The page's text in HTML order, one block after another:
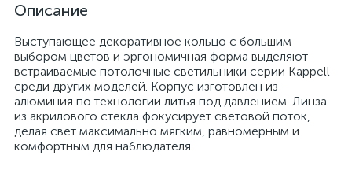
Описание
Выступающее декоративное кольцо с большим
выбором цветов и эргономичная форма выделяют
встраиваемые потолочные светильники серии Kappell
среди других моделей. Корпус изготовлен из
алюминия по технологии литья под давлением. Линза
из акрилового стекла фокусирует световой поток,
делая свет максимально мягким, равномерным и
комфортным для наблюдателя.